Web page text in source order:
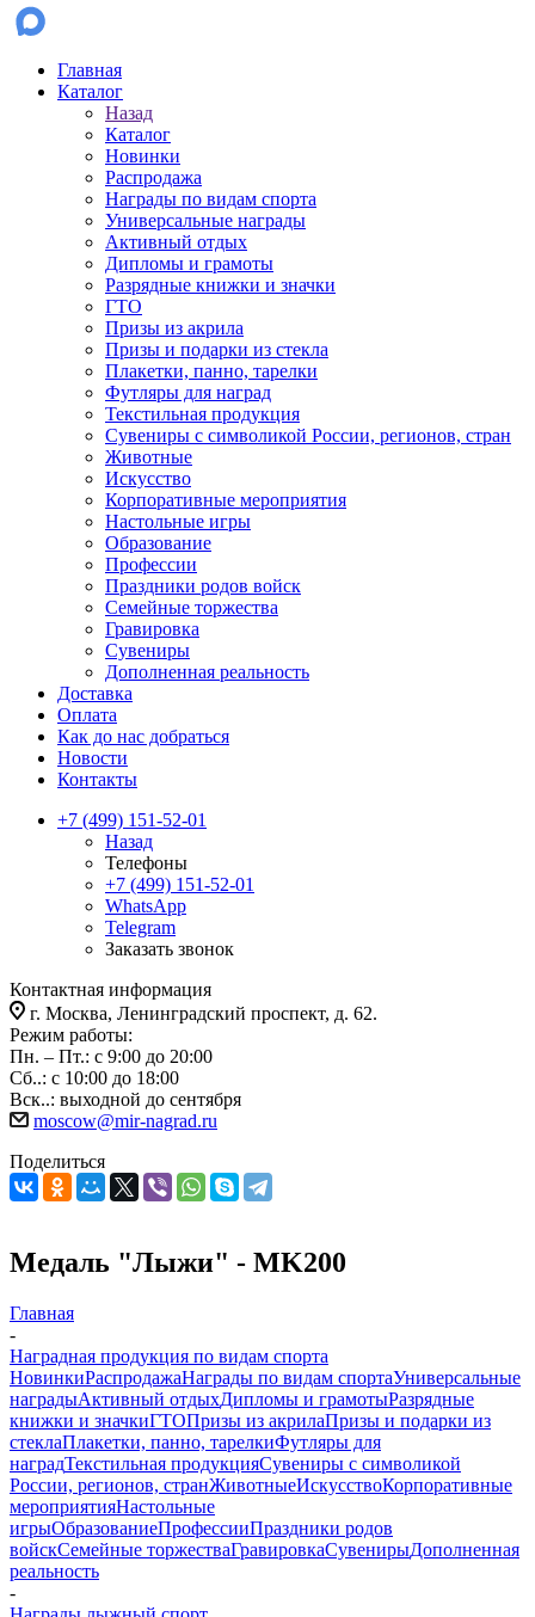
Главная
Каталог
Назад
Каталог
Новинки
Распродажа
Награды по видам спорта
Универсальные награды
Активный отдых
Дипломы и грамоты
Разрядные книжки и значки
ГТО
Призы из акрила
Призы и подарки из стекла
Плакетки, панно, тарелки
Футляры для наград
Текстильная продукция
Сувениры с символикой России, регионов, стран
Животные
Искусство
Корпоративные мероприятия
Настольные игры
Образование
Профессии
Праздники родов войск
Семейные торжества
Гравировка
Сувениры
Дополненная реальность
Доставка
Оплата
Как до нас добраться
Новости
Контакты
+7 (499) 151-52-01
Назад
Телефоны
+7 (499) 151-52-01
WhatsApp
Telegram
Заказать звонок
Контактная информация
г. Москва, Ленинградский проспект, д. 62.
Режим работы:
Пн. – Пт.: с 9:00 до 20:00
Сб..: с 10:00 до 18:00
Вск..: выходной до сентября
moscow@mir-nagrad.ru
Поделиться
Медаль "Лыжи" - MK200
Главная
-
Наградная продукция по видам спорта
НовинкиРаспродажаНаграды по видам спортаУниверсальные
наградыАктивный отдыхДипломы и грамотыРазрядные
книжки и значкиГТОПризы из акрилаПризы и подарки из
стеклаПлакетки, панно, тарелкиФутляры для
наградТекстильная продукцияСувениры с символикой
России, регионов, странЖивотныеИскусствоКорпоративные
мероприятияНастольные
игрыОбразованиеПрофессииПраздники родов
войскСемейные торжестваГравировкаСувенирыДополненная
реальность
-